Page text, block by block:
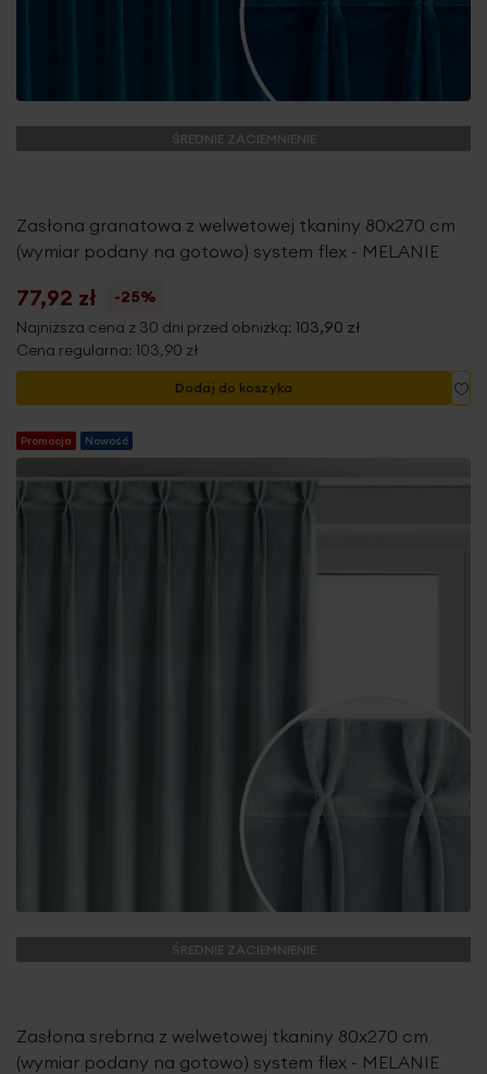
ŚREDNIE ZACIEMNIENIE
Zasłona granatowa z welwetowej tkaniny 80x270 cm
(wymiar podany na gotowo) system flex - MELANIE
77,92 zł
-25%
Najniższa cena z 30 dni przed obniżką: 103,90 zł
Cena regularna: 103,90 zł
Dodaj do koszyka
Promocja Nowość
ŚREDNIE ZACIEMNIENIE
Zasłona srebrna z welwetowej tkaniny 80x270 cm
(wymiar podany na gotowo) system flex - MELANIE